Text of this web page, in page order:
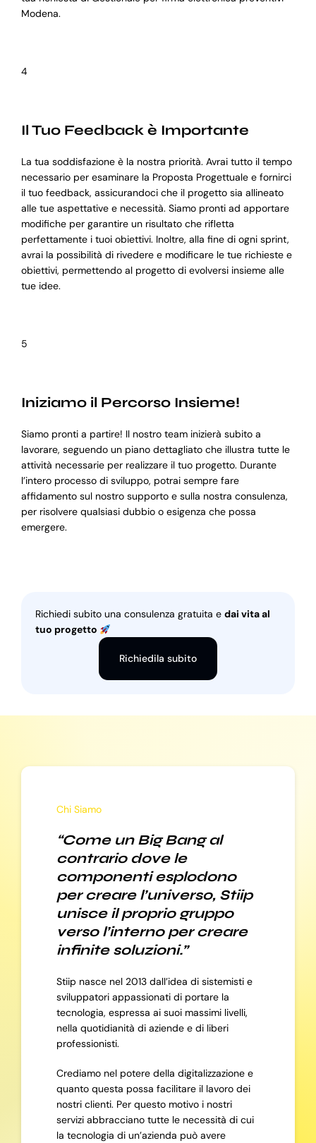
Modena.
4
Il Tuo Feedback è Importante
La tua soddisfazione è la nostra priorità. Avrai tutto il tempo
necessario per esaminare la Proposta Progettuale e fornirci
il tuo feedback, assicurandoci che il progetto sia allineato
alle tue aspettative e necessità. Siamo pronti ad apportare
modifiche per garantire un risultato che rifletta
perfettamente i tuoi obiettivi. Inoltre, alla fine di ogni sprint,
avrai la possibilità di rivedere e modificare le tue richieste e
obiettivi, permettendo al progetto di evolversi insieme alle
tue idee.
5
Iniziamo il Percorso Insieme!
Siamo pronti a partire! Il nostro team inizierà subito a
lavorare, seguendo un piano dettagliato che illustra tutte le
attività necessarie per realizzare il tuo progetto. Durante
l’intero processo di sviluppo, potrai sempre fare
affidamento sul nostro supporto e sulla nostra consulenza,
per risolvere qualsiasi dubbio o esigenza che possa
emergere.
Richiedi subito una consulenza gratuita e dai vita al
tuo progetto
Richiedila subito
Chi Siamo
“Come un Big Bang al
contrario dove le
componenti esplodono
per creare l’universo, Stiip
unisce il proprio gruppo
verso l’interno per creare
infinite soluzioni.”
Stiip nasce nel 2013 dall’idea di sistemisti e
sviluppatori appassionati di portare la
tecnologia, espressa ai suoi massimi livelli,
nella quotidianità di aziende e di liberi
professionisti.
Crediamo nel potere della digitalizzazione e
quanto questa possa facilitare il lavoro dei
nostri clienti. Per questo motivo i nostri
servizi abbracciano tutte le necessità di cui
la tecnologia di un’azienda può avere